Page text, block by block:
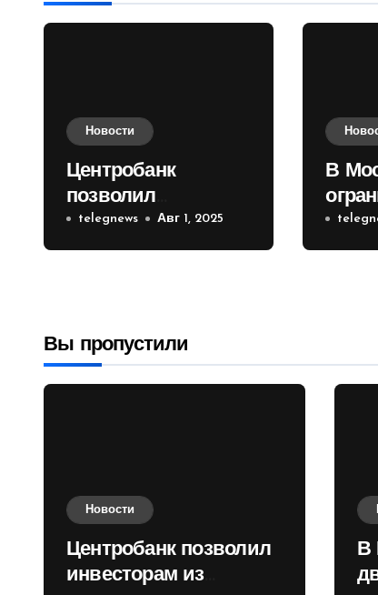
Новости
Центробанк
позволил
инвесторам из
враждебных
telegnews Авг 1, 2025
В
Вы пропустили
Новости
Центробанк позволил
инвесторам из
В